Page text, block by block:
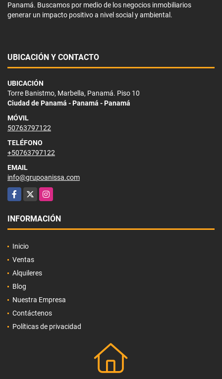
Panamá. Buscamos por medio de los negocios inmobiliarios
generar un impacto positivo a nivel social y ambiental.
UBICACIÓN Y CONTACTO
UBICACIÓN
Torre Banistmo, Marbella, Panamá. Piso 10
Ciudad de Panamá - Panamá - Panamá
MÓVIL
50763797122
TELÉFONO
+50763797122
EMAIL
info@grupoanissa.com
Facebook
X Instagram
INFORMACIÓN
Inicio
Ventas
Alquileres
Blog
Nuestra Empresa
Contáctenos
Políticas de privacidad